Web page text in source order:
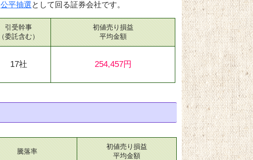
公平抽選として回る証券会社です。
引受幹事
（委託含む）
17社
初値売り損益
平均金額
254,457円
騰落率
初値売り損益
平均金額